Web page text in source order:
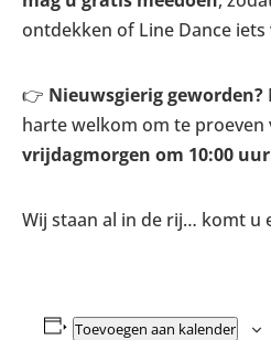
ontdekken of Line Dance iets
👉 Nieuwsgierig geworden?
harte welkom om te proeven
vrijdagmorgen om 10:00 uur
Wij staan al in de rij… komt u
Toevoegen aan kalender